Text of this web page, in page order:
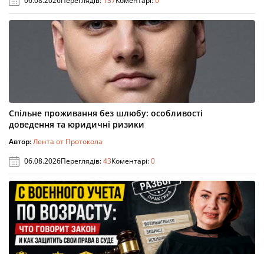
Спільне проживання без шлюбу: особливості
доведення та юридичні ризики
Автор:Лента от Протокола
06.08.2026Переглядів:43Коментарі:0